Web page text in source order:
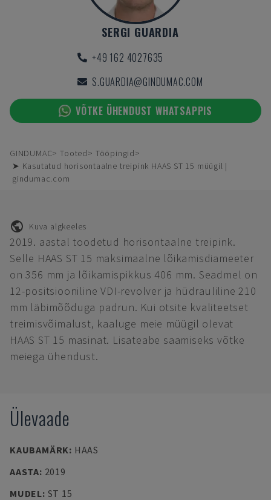
SERGI GUARDIA
+49 162 4027635
S.GUARDIA@GINDUMAC.COM
VÕTKE ÜHENDUST WHATSAPPIS
GINDUMAC Tooted
Tööpingid
➤ Kasutatud horisontaalne treipink HAAS ST 15 müügil |
gindumac.com
Kuva algkeeles
2019. aastal toodetud horisontaalne treipink.
Selle HAAS ST 15 maksimaalne lõikamisdiameeter
on 356 mm ja lõikamispikkus 406 mm. Seadmel on
12-positsiooniline VDI-revolver ja hüdrauliline 210
mm läbimõõduga padrun. Kui otsite kvaliteetset
treimisvõimalust, kaaluge meie müügil olevat
HAAS ST 15 masinat. Lisateabe saamiseks võtke
meiega ühendust.
Ülevaade
KAUBAMÄRK: HAAS
AASTA: 2019
MUDEL: ST 15